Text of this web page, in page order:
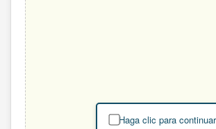
Haga clic para continuar